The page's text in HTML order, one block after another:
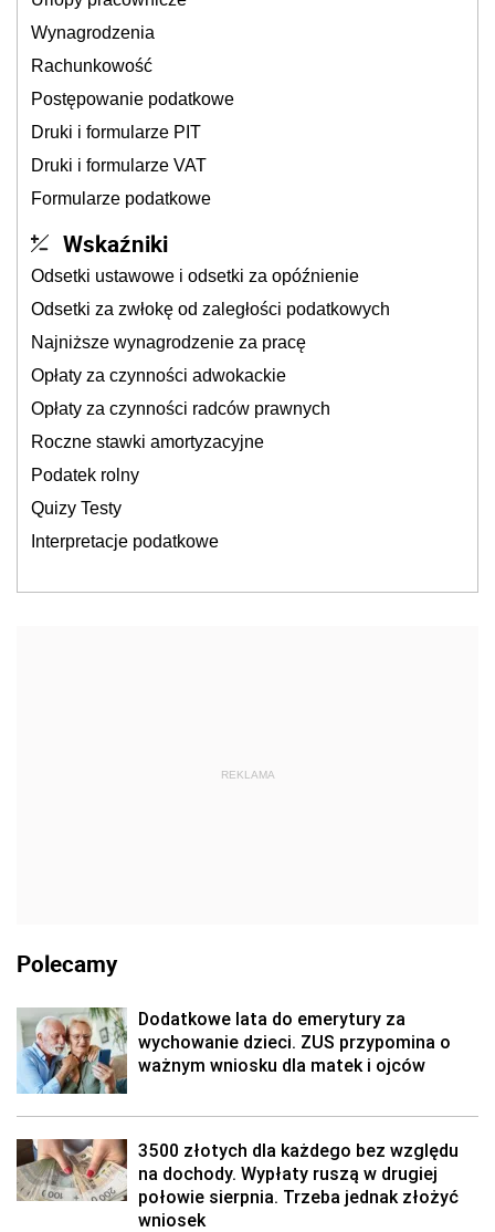
Wynagrodzenia
Rachunkowość
Postępowanie podatkowe
Druki i formularze PIT
Druki i formularze VAT
Formularze podatkowe
Wskaźniki
Odsetki ustawowe i odsetki za opóźnienie
Odsetki za zwłokę od zaległości podatkowych
Najniższe wynagrodzenie za pracę
Opłaty za czynności adwokackie
Opłaty za czynności radców prawnych
Roczne stawki amortyzacyjne
Podatek rolny
Quizy Testy
Interpretacje podatkowe
REKLAMA
Polecamy
Dodatkowe lata do emerytury za
wychowanie dzieci. ZUS przypomina o
ważnym wniosku dla matek i ojców
3500 złotych dla każdego bez względu
na dochody. Wypłaty ruszą w drugiej
połowie sierpnia. Trzeba jednak złożyć
wniosek